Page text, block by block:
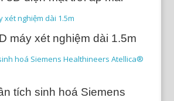
máy xét nghiệm dài 1.5m
tích sinh hoá Siemens